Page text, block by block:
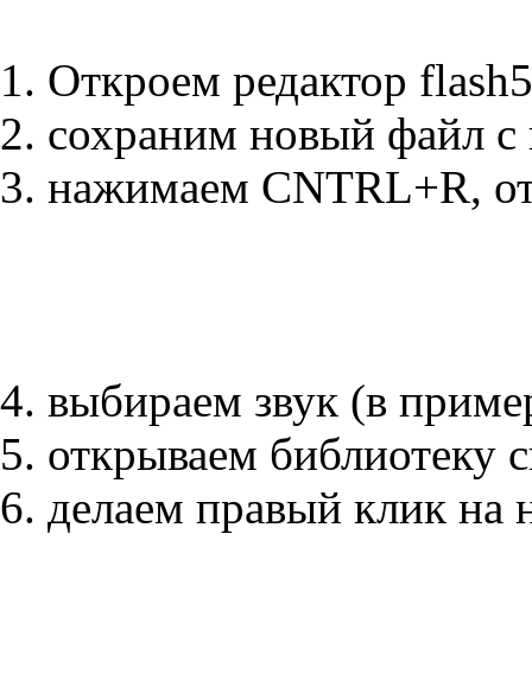
1. Откроем редактор flash5
2. сохраним новый файл
3. нажимаем CNTRL+R,
4. выбираем звук (в
5. открываем библиотеку
6. делаем правый клик на